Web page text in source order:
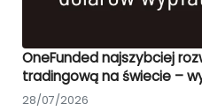
OneFunded najszybciej
tradingową na świecie –
28/07/2026